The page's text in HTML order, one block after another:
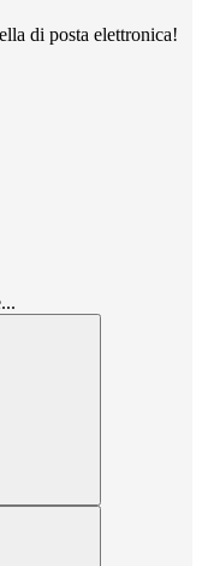
di posta elettronica!